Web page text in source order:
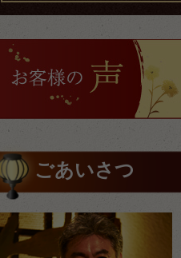
ごあいさつ